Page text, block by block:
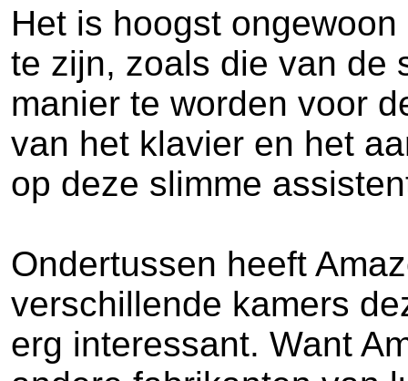
Het is hoogst
te zijn, zoals die van de
manier te worden voor
van het klavier en het
op deze slimme
Ondertussen heeft
verschillende kamers
erg interessant. Want